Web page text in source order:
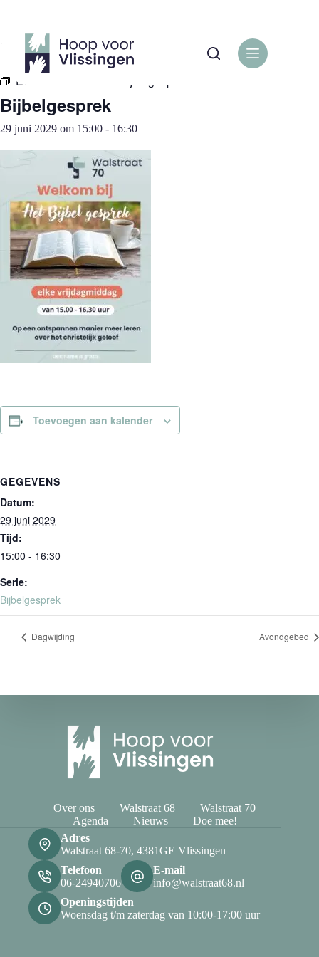
inhoud
« Alle Evenementen
Evenementenreeks:
Bijbelgesprek
29 juni 2029 om 15:00 - 16:30
Toevoegen aan kalender
GEGEVENS
Datum:
29 juni 2029
Tijd:
15:00 - 16:30
Serie:
Bijbelgesprek
Dagwijding Avondgebed
Over ons Walstraat 68
Walstraat 70
Agenda
Nieuws
Doe mee!
Adres
Walstraat 68-70, 4381GE Vlissingen
Telefoon
06-24940706
E-mail
info@walstraat68.nl
Openingstijden
Woensdag t/m zaterdag van 10:00-17:00 uur